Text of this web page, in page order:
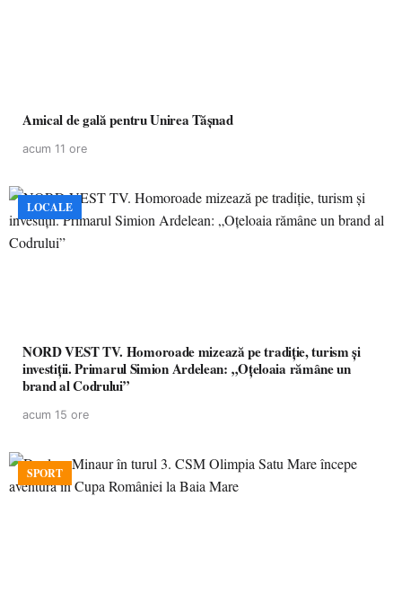
Amical de gală pentru Unirea Tășnad
acum 11 ore
LOCALE
NORD VEST TV. Homoroade mizează pe tradiție, turism și
investiții. Primarul Simion Ardelean: „Oțeloaia rămâne un
brand al Codrului”
acum 15 ore
SPORT